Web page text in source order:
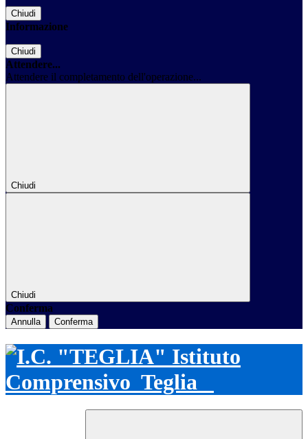
Chiudi
Informazione
Chiudi
Attendere...
Attendere il completamento dell'operazione...
Chiudi
Chiudi
Conferma
Annulla Conferma
Istituto
Comprensivo Teglia